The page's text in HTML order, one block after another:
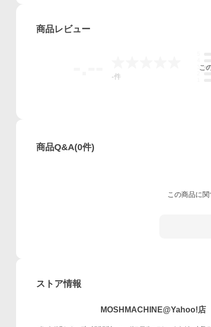
商品レビュー
-件
こ
商品Q&A(0件)
この商品に
ストア情報
MOSHMACHINE@Yahoo!店